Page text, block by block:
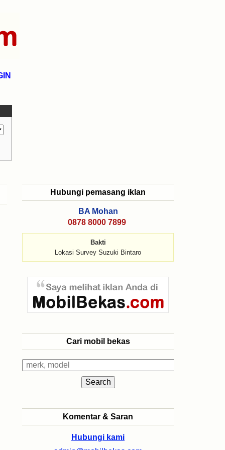
Hubungi pemasang iklan
BA Mohan
0878 8000 7899
Bakti
Lokasi Survey Suzuki Bintaro
Cari mobil bekas
Komentar & Saran
Hubungi kami